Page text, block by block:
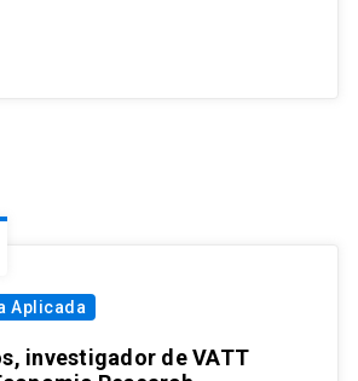
Aplicada
investigador de VATT